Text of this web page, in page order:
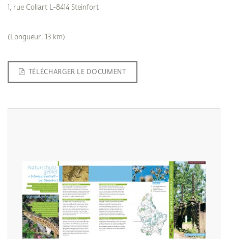
1, rue Collart L-8414 Steinfort
(Longueur: 13 km)
TÉLÉCHARGER LE DOCUMENT